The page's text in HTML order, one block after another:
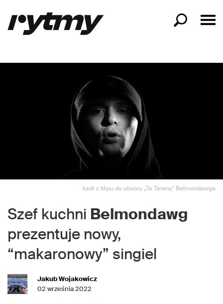
kadr z klipu do utworu „Te Tereny" Belmondawga
Szef kuchni Belmondawg
prezentuje nowy,
“makaronowy” singiel
Jakub Wojakowicz
02 września 2022